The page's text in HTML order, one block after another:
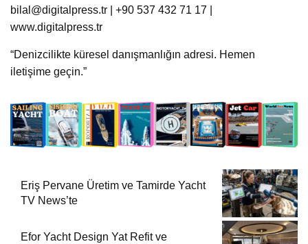
bilal@digitalpress.tr | +90 537 432 71 17 |
www.digitalpress.tr
“Denizcilikte küresel danışmanlığın adresi. Hemen
iletişime geçin.”
Eriş Pervane Üretim ve Tamirde Yacht
TV News’te
Efor Yacht Design Yat Refit ve